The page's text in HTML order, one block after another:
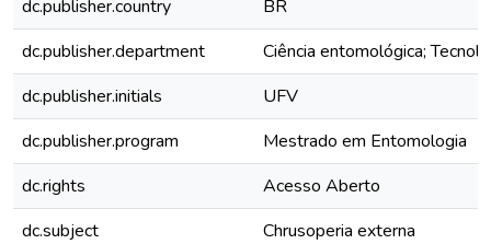
dc.publisher.country
BR
dc.publisher.department
Ciência entomológica;
dc.publisher.initials
UFV
dc.publisher.program
Mestrado em Entomologia
dc.rights
Acesso Aberto
dc.subject
Chrusoperia externa